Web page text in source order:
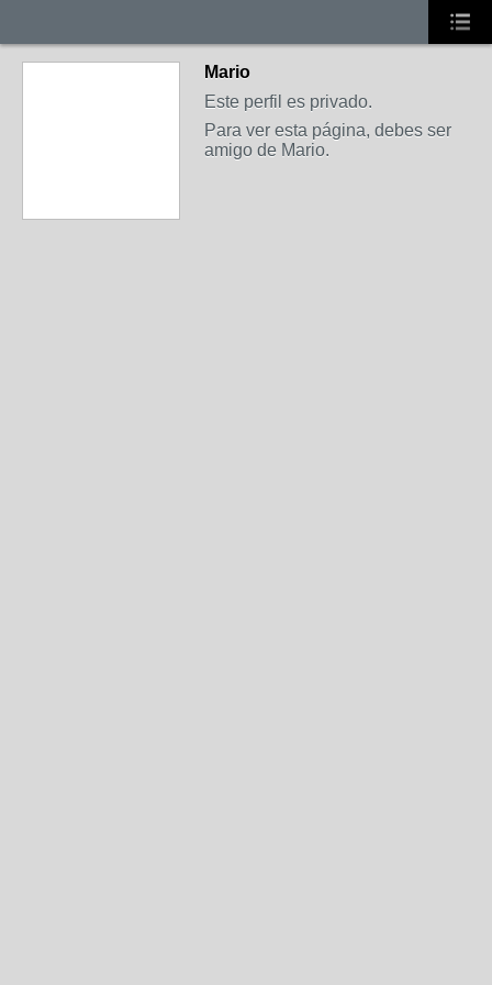
Mario
Este perfil es privado.
Para ver esta página, debes ser
amigo de Mario.